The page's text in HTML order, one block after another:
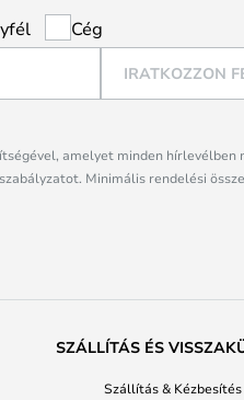
Cég
IRATKOZZON
amelyet minden hírlevélben
Minimális rendelési
SZÁLLÍTÁS ÉS
Szállítás & Kézbesítés